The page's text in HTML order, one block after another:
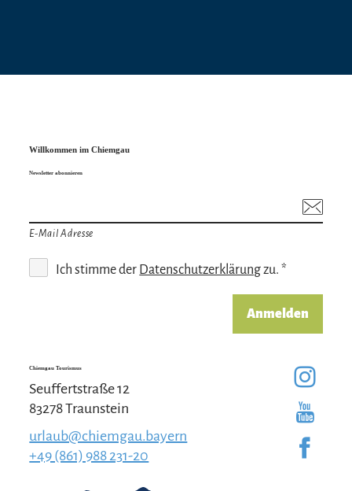
Willkommen im Chiemgau
Newsletter abonnieren
E-Mail Adresse
Ich stimme der Datenschutzerklärungzu. *
Anmelden
Chiemgau Tourismus
Seuffertstraße 12
83278 Traunstein
urlaub@chiemgau.bayern
+49 (861) 988 231-20